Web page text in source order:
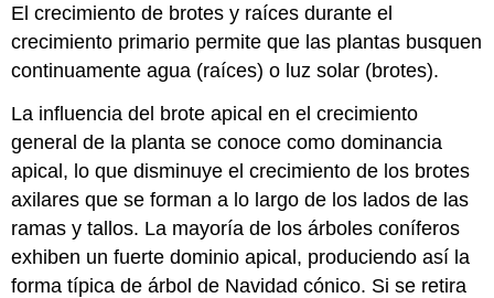
El crecimiento de brotes y raíces durante el
crecimiento primario permite que las plantas busquen
continuamente agua (raíces) o luz solar (brotes).
La influencia del brote apical en el crecimiento
general de la planta se conoce como dominancia
apical, lo que disminuye el crecimiento de los brotes
axilares que se forman a lo largo de los lados de las
ramas y tallos. La mayoría de los árboles coníferos
exhiben un fuerte dominio apical, produciendo así la
forma típica de árbol de Navidad cónico. Si se retira